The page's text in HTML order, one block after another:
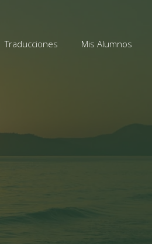
Traducciones Mis Alumnos